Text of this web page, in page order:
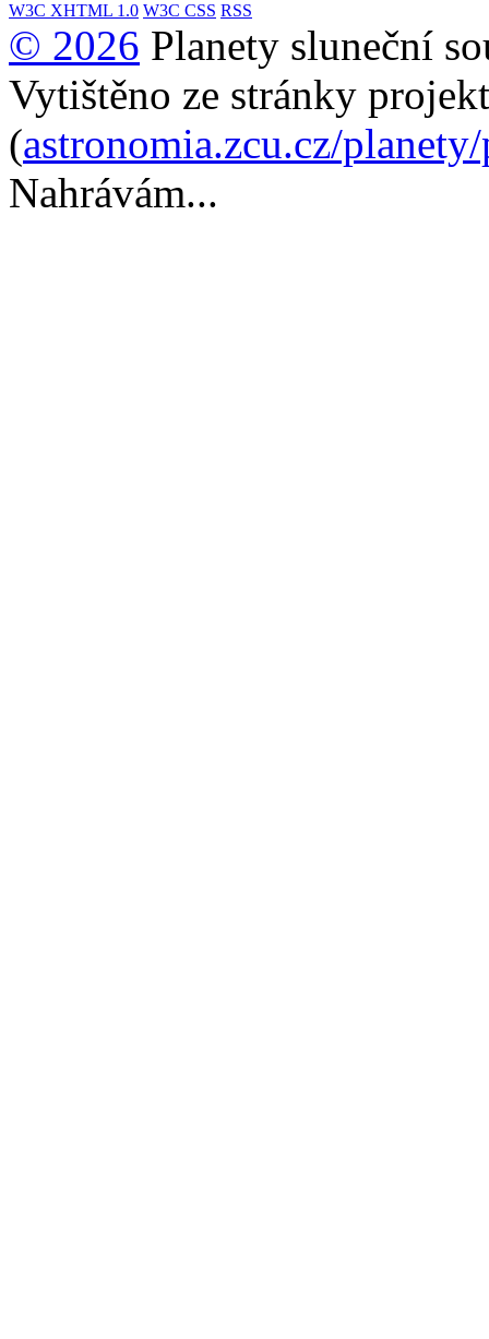
W3C XHTML 1.0 W3C CSS RSS
© 2026 Planety sluneční
Vytištěno ze stránky
(astronomia.zcu.cz/
Nahrávám...